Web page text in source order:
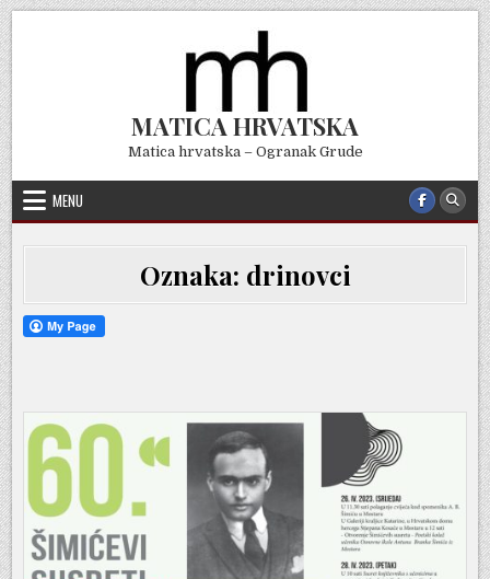
Skip
to
content
MATICA HRVATSKA
Matica hrvatska – Ogranak Grude
MENU
Oznaka: drinovci